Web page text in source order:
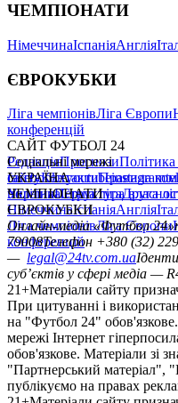
ЧЕМПІОНАТИ
НімеччинаІспаніяАнглія
ЄВРОКУБКИ
Ліга чемпіонівЛіга Європи
конференцій
САЙТ ФУТБОЛ 24
РедакціяПрогнозиПолітика
сайтуКонтактиПравила
політикаСтруктура
Соціальні мережі
facebookxyoutubeinstagram
УКРАЇНА
УкраїнаПерша лігаДруга
ЧЕМПІОНАТИ
НімеччинаІспаніяАнглія
ЄВРОКУБКИ
Ліга чемпіонівЛіга Європи
конференцій
Онлайн-медіа «Футбол 24»
79008Телефон +380 (32)
— legal@24tv.com.ua
суб’єктів у сфері медіа —
21+Матеріали сайту
При цитуванні і
на "Футбол 24"
мережі Інтернет
обов'язкове. Матеріали зі
"Партнерський матеріал",
публікуємо на правах